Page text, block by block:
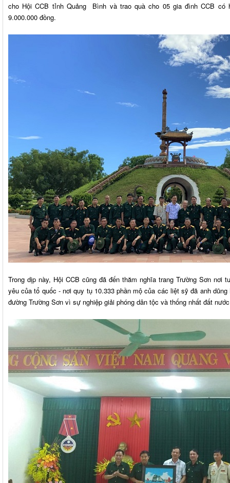
cho Hội CCB tỉnh Quảng Bình và trao quà cho 05 gia đình CCB có
9.000.000 đồng.
Trong dịp này, Hội CCB cũng đã đến thăm nghĩa trang Trường Sơn nơi
yêu của tổ quốc - nơi quy tụ 10.333 phần mộ của các liệt sỹ đã anh
đường Trường Sơn vì sự nghiệp giải phóng dân tộc và thống nhất đất